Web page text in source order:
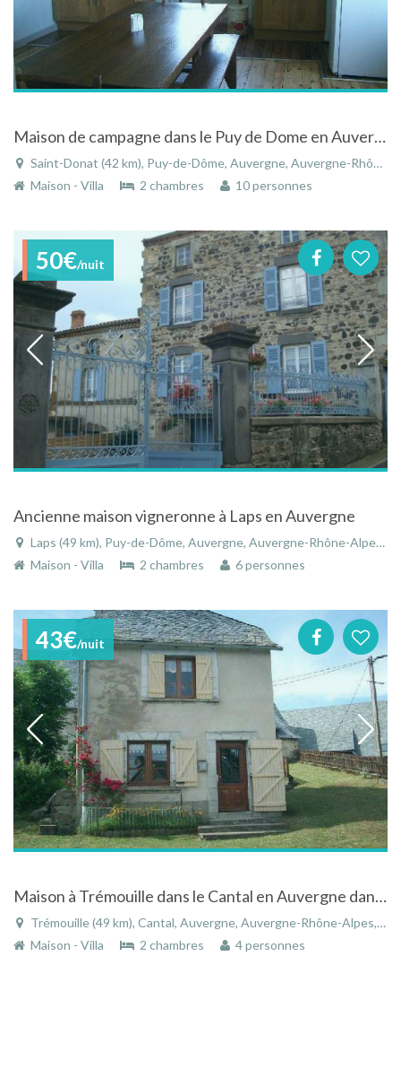
Maison de campagne dans le Puy de Dome en Auvergne
Saint-Donat (42 km), Puy-de-Dôme, Auvergne, Auvergne-Rhône-Alpes, France
Maison - Villa
2 chambres 10 personnes
50€/nuit
Ancienne maison vigneronne à Laps en Auvergne
Laps (49 km), Puy-de-Dôme, Auvergne, Auvergne-Rhône-Alpes, France
Maison - Villa
2 chambres 6 personnes
43€/nuit
Maison à Trémouille dans le Cantal en Auvergne dans petit village de l'Artense
Trémouille (49 km), Cantal, Auvergne, Auvergne-Rhône-Alpes, France
Maison - Villa
2 chambres 4 personnes